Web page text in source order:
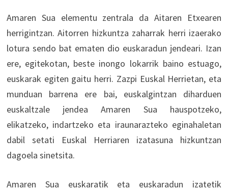
Amaren Sua elementu zentrala da Aitaren Etxearen
herrigintzan. Aitorren hizkuntza zaharrak herri izaerako
lotura sendo bat ematen dio euskaradun jendeari. Izan
ere, egitekotan, beste inongo lokarrik baino estuago,
euskarak egiten gaitu herri. Zazpi Euskal Herrietan, eta
munduan barrena ere bai, euskalgintzan diharduen
euskaltzale jendea Amaren Sua hauspotzeko,
elikatzeko, indartzeko eta iraunarazteko eginahaletan
dabil setati Euskal Herriaren izatasuna hizkuntzan
dagoela sinetsita.
Amaren Sua euskaratik eta euskaradun izatetik